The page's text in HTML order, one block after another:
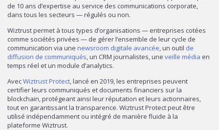
de 10 ans d’expertise au service des communications corporate,
dans tous les secteurs — régulés ou non.
Wiztrust permet à tous types d’organisations — entreprises cotées
comme sociétés privées — de gérer l’ensemble de leur cycle de
communication via une newsroom digitale avancée , un outil de
diffusion de communiqués , un CRM journalistes, une veille média en
temps réel et un module d’analytics.
AvecWiztrust Protect , lancé en 2019, les entreprises peuvent
certifier leurs communiqués et documents financiers sur la
blockchain, protégeant ainsi leur réputation et leurs actionnaires,
tout en garantissant la transparence. Wiztrust Protect peut être
utilisé indépendamment ou intégré de manière fluide à la
plateforme Wiztrust.